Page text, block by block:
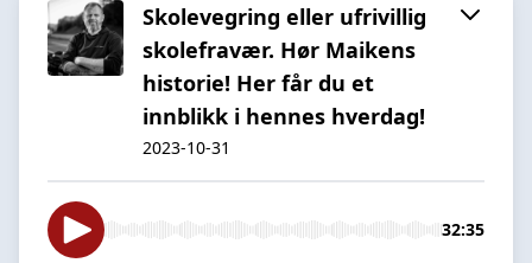
Skolevegring eller ufrivillig
skolefravær. Hør Maikens
historie! Her får du et
innblikk i hennes hverdag!
2023-10-31
32:35